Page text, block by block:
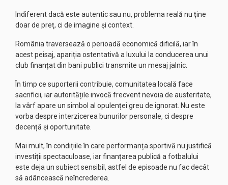
Indiferent dacă este autentic sau nu, problema reală nu ține
doar de preț, ci de imagine și context.
România traversează o perioadă economică dificilă, iar în
acest peisaj, apariția ostentativă a luxului la conducerea unui
club finanțat din bani publici transmite un mesaj jalnic.
În timp ce suporterii contribuie, comunitatea locală face
sacrificii, iar autoritățile invocă frecvent nevoia de austeritate,
la vârf apare un simbol al opulenței greu de ignorat. Nu este
vorba despre interzicerea bunurilor personale, ci despre
decență și oportunitate.
Mai mult, în condițiile în care performanța sportivă nu justifică
investiții spectaculoase, iar finanțarea publică a fotbalului
este deja un subiect sensibil, astfel de episoade nu fac decât
să adâncească neîncrederea.